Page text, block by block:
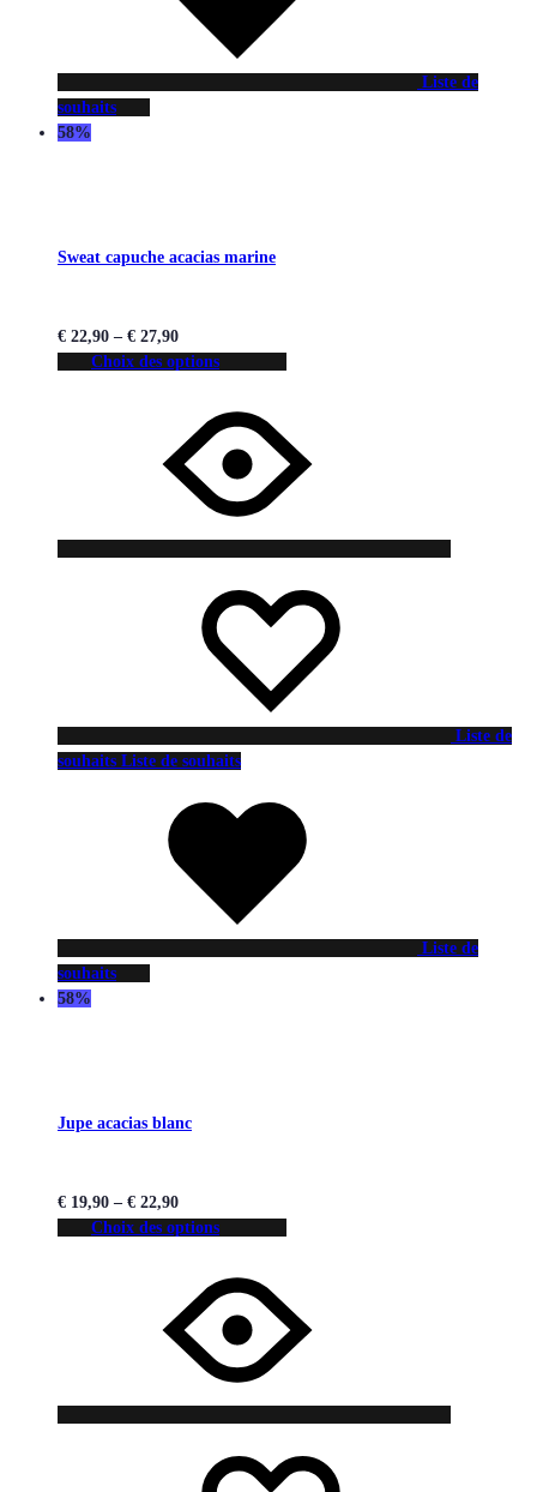
Liste de
souhaits
58%
Sweat capuche acacias marine
€ 22,90 – € 27,90
Choix des options
Liste de
souhaits Liste de souhaits
Liste de
souhaits
58%
Jupe acacias blanc
€ 19,90 – € 22,90
Choix des options